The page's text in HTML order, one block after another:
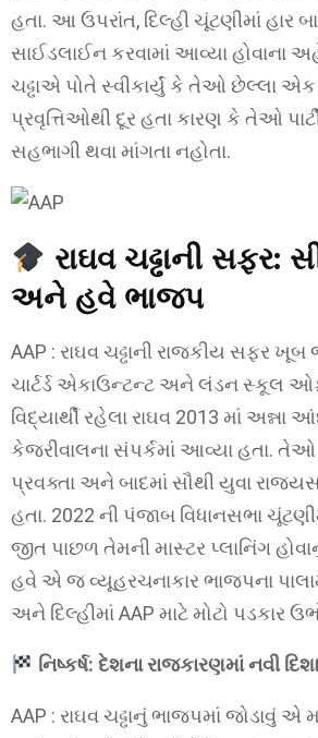
હતા. આ ઉપરાંત, દિલ્હી ચૂંટણીમાં હાર
સાઈડલાઈન કરવામાં આવ્યા હોવાના
ચઢ્ઢાએ પોતે સ્વીકાર્યું કે તેઓ છેલ્લા એક
પ્રવૃત્તિઓથી દૂર હતા કારણ કે તેઓ
સહભાગી થવા માંગતા નહોતા.
રાઘવ ચઢ્ઢાની સફર:
અને હવે ભાજપ
AAP : રાઘવ ચઢ્ઢાની રાજકીય સફર
ચાર્ટર્ડ એકાઉન્ટન્ટ અને લંડન સ્કૂલ
વિદ્યાર્થી રહેલા રાઘવ 2013 માં અન્ના
કેજરીવાલના સંપર્કમાં આવ્યા હતા. તેઓ
પ્રવક્તા અને બાદમાં સૌથી યુવા
હતા. 2022 ની પંજાબ વિધાનસભા
જીત પાછળ તેમની માસ્ટર પ્લાનિંગ
હવે એ જ વ્યૂહરચનાકાર ભાજપના
અને દિલ્હીમાં AAP માટે મોટો પડકાર
નિષ્કર્ષ: દેશના રાજકારણમાં નવી દિશા
AAP : રાઘવ ચઢ્ઢાનું ભાજપમાં જોડાવું એ